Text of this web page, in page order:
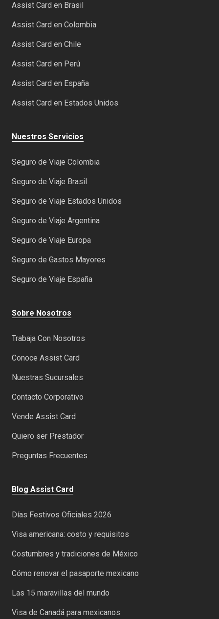
Assist Card en Brasil
Assist Card en Colombia
Assist Card en Chile
Assist Card en Perú
Assist Card en España
Assist Card en Estados Unidos
Nuestros Servicios
Seguro de Viaje Colombia
Seguro de Viaje Brasil
Seguro de Viaje Estados Unidos
Seguro de Viaje Argentina
Seguro de Viaje Europa
Seguro de Gastos Mayores
Seguro de Viaje España
Sobre Nosotros
Trabaja Con Nosotros
Conoce Assist Card
Nuestras Sucursales
Contacto Corporativo
Vende Assist Card
Quiero ser Prestador
Preguntas Frecuentes
Blog Assist Card
Días Festivos Oficiales 2026
Visa americana: costo y requisitos
Costumbres y tradiciones de México
Cómo renovar el pasaporte mexicano
Las 15 maravillas del mundo
Visa de Canadá para mexicanos